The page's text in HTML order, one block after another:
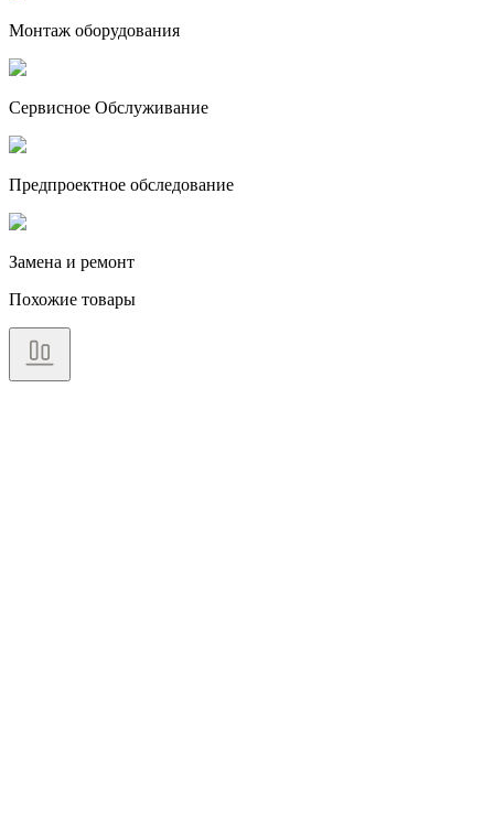
Монтаж оборудования
Сервисное Обслуживание
Предпроектное обследование
Замена и ремонт
Похожие товары